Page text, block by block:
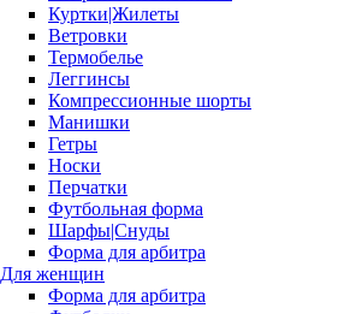
Куртки|Жилеты
Ветровки
Термобелье
Леггинсы
Компрессионные шорты
Манишки
Гетры
Носки
Перчатки
Футбольная форма
Шарфы|Снуды
Форма для арбитра
Для женщин
Форма для арбитра